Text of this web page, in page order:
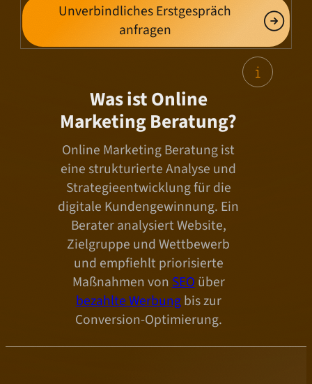
Unverbindliches Erstgespräch
anfragen
Was ist Online
Marketing Beratung?
Online Marketing Beratung ist
eine strukturierte Analyse und
Strategieentwicklung für die
digitale Kundengewinnung. Ein
Berater analysiert Website,
Zielgruppe und Wettbewerb
und empfiehlt priorisierte
Maßnahmen vonSEOüber
bezahlte Werbungbis zur
Conversion-Optimierung.